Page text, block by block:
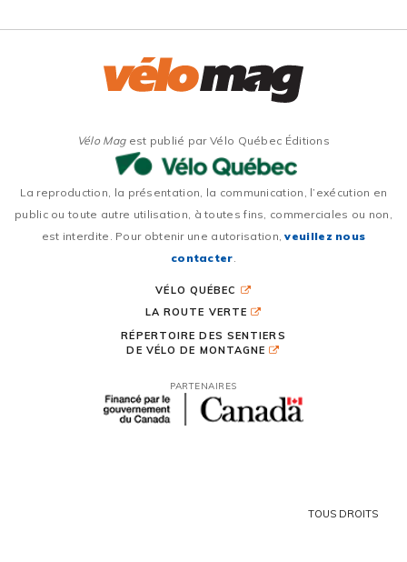
Vélo Magest publié par Vélo Québec Éditions
La reproduction, la présentation, la communication, l’exécution en
public ou toute autre utilisation, à toutes fins, commerciales ou non,
est interdite. Pour obtenir une autorisation,veuillez nous
contacter.
VÉLO QUÉBEC
LA ROUTE VERTE
RÉPERTOIRE DES SENTIERS
DE VÉLO DE MONTAGNE
PARTENAIRES
TOUS DROITS